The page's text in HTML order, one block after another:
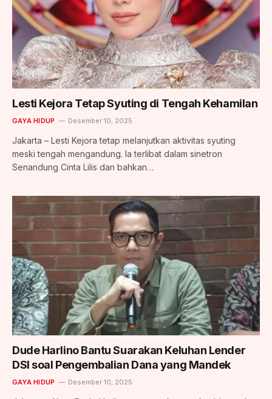
Lesti Kejora Tetap Syuting di Tengah Kehamilan
GAYA HIDUP Desember 10, 2025
Jakarta – Lesti Kejora tetap melanjutkan aktivitas syuting
meski tengah mengandung. Ia terlibat dalam sinetron
Senandung Cinta Lilis dan bahkan…
Dude Harlino Bantu Suarakan Keluhan Lender
DSI soal Pengembalian Dana yang Mandek
GAYA HIDUP Desember 10, 2025